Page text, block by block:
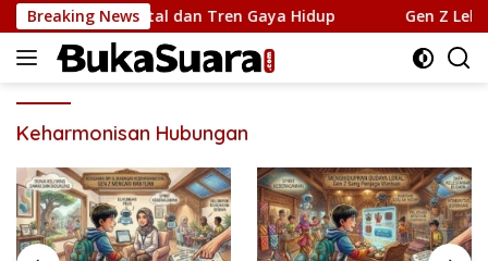
Langsung
ke
konten
Breaking NewsMental dan Tren Gaya Hidup Gen Z Lebih
Keharmonisan Hubungan